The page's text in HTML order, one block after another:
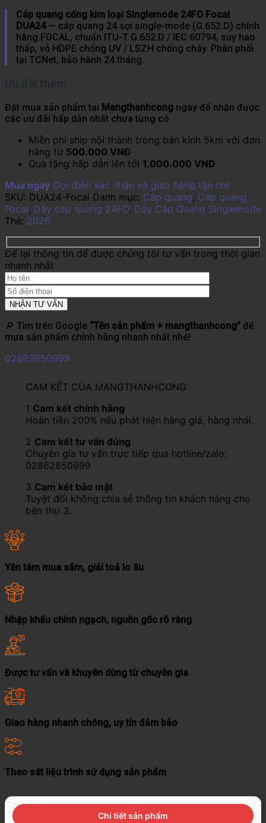
Cáp quang cống kim loại Singlemode 24FO Focal
DUA24— cáp quang 24 sợi single-mode (G.652.D) chính
hãng FOCAL, chuẩn ITU-T G.652.D / IEC 60794, suy hao
thấp, vỏ HDPE chống UV / LSZH chống cháy. Phân phối
tại TCNet, bảo hành 24 tháng.
Đặt mua sản phẩm tại Mangthanhcong ngay để nhận được
các ưu đãi hấp dẫn nhất chưa từng có
Miễn phí ship nội thành trong bán kính 5km với đơn
hàng từ 500.000 VNĐ
Quà tặng hấp dẫn lên tới 1.000.000 VNĐ
Mua ngay Gọi điện xác nhận và giao hàng tận nơi
SKU: DUA24-Focal Danh mục: Cáp quang, Cáp quang
Focal, Dây cáp quang 24FO, Dây Cáp Quang Singlemode
Thẻ: 2026
Để lại thông tin để được chúng tôi tư vấn trong thời gian
nhanh nhất
🔎 Tìm trên Google “Tên sản phẩm + mangthanhcong” để
mua sản phẩm chính hãng nhanh nhất nhé!
02862850999
CAM KẾT CỦA MANGTHANHCONG
1 Cam kết chính hãng
Hoàn tiền 200% nếu phát hiện hàng giả, hàng nhái.
2 Cam kết tư vấn đúng
Chuyên gia tư vấn trực tiếp qua hotline/zalo:
02862850999
3 Cam kết bảo mật
Tuyệt đối không chia sẻ thông tin khách hàng cho
bên thứ 3.
Yên tâm mua sắm, giải toả lo âu
Nhập khẩu chính ngạch, nguồn gốc rõ ràng
Được tư vấn và khuyên dùng từ chuyên gia
Giao hàng nhanh chóng, uy tín đảm bảo
Theo sát liệu trình sử dụng sản phẩm
Chi tiết sản phẩm